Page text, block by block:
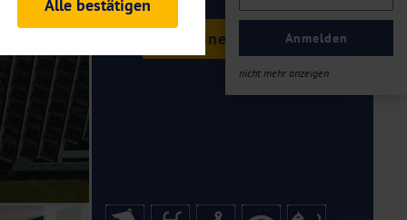
Anmelden
nicht mehr anzeigen
Termine & Preise
und Analysen. Mithilfe
Auftritts ermitteln und
es zu einer Drittlands
Daten finden Sie in unseren
Alle bestätigen